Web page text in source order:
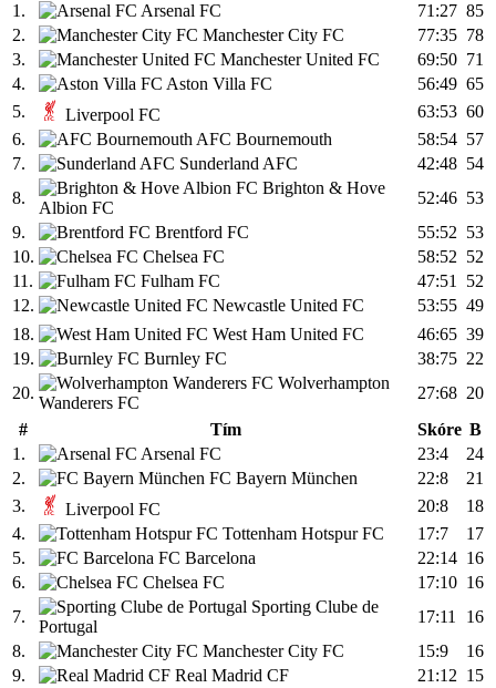
1.
Arsenal FC 71:27 85
2.
Manchester City FC 77:35 78
3.
Manchester United FC 69:50 71
4.
Aston Villa FC 56:49 65
5.
Liverpool FC 63:53 60
6.
AFC Bournemouth 58:54 57
7.
Sunderland AFC 42:48 54
8.
Brighton & Hove
Albion FC
52:46 53
9.
Brentford FC 55:52 53
10.
Chelsea FC 58:52 52
11.
Fulham FC 47:51 52
12.
Newcastle United FC 53:55 49
18.
West Ham United FC 46:65 39
19.
Burnley FC 38:75 22
20.
Wolverhampton
Wanderers FC
27:68 20
#
Tím Skóre B
1.
Arsenal FC 23:4
24
2.
FC Bayern München 22:8
21
3.
Liverpool FC 20:8
18
4.
Tottenham Hotspur FC 17:7
17
5.
FC Barcelona 22:14 16
6.
Chelsea FC 17:10 16
7.
Sporting Clube de
Portugal
17:11
16
8.
Manchester City FC 15:9
16
9.
Real Madrid CF 21:12 15